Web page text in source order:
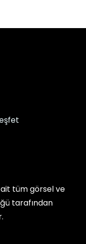
tüm görsel ve
tarafından